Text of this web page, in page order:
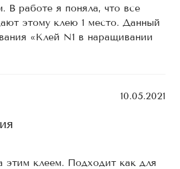
В работе я поняла, что все
этому клею 1 место. Данный
«Клей N1 в наращивании
10.05.2021
этим клеем. Подходит как для